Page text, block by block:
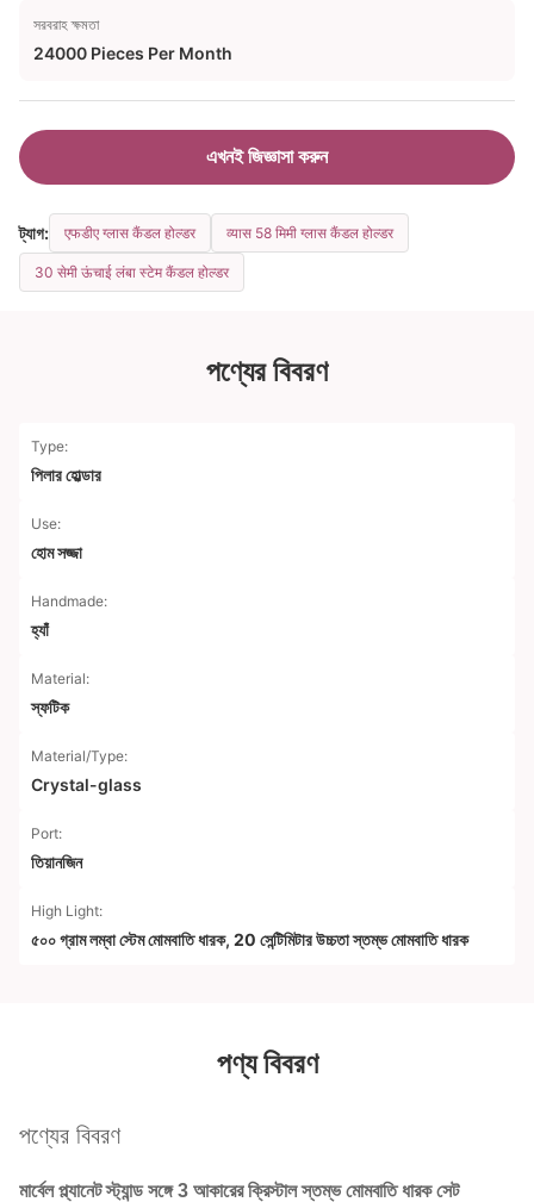
সরবরাহ ক্ষমতা
24000 Pieces Per Month
এখনই জিজ্ঞাসা করুন
ট্যাগ: एफडीए ग्लास कैंडल होल्डर व्यास 58 मिमी ग्लास कैंडल होल्डर
30 सेमी ऊंचाई लंबा स्टेम कैंडल होल्डर
পণ্যের বিবরণ
Type:
পিলার হোল্ডার
Use:
হোম সজ্জা
Handmade:
হ্যাঁ
Material:
স্ফটিক
Material/Type:
Crystal-glass
Port:
তিয়ানজিন
High Light:
৫০০ গ্রাম লম্বা স্টেম মোমবাতি ধারক, 20 সেন্টিমিটার উচ্চতা স্তম্ভ মোমবাতি ধারক
পণ্য বিবরণ
পণ্যের বিবরণ
মার্বেল প্ল্যানেট স্ট্যান্ড সঙ্গে 3 আকারের ক্রিস্টাল স্তম্ভ মোমবাতি ধারক সেট